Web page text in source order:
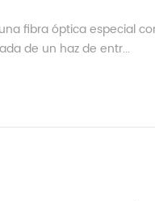
fibra óptica especial
de un haz de entr...